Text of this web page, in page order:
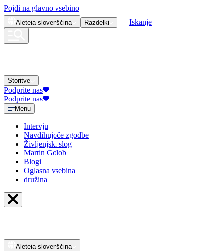
Pojdi na glavno vsebino
Aleteia slovenščina Razdelki Iskanje
Storitve
Podprite nas
Podprite nas
Menu
Intervju
Navdihujoče zgodbe
Življenjski slog
Martin Golob
Blogi
Oglasna vsebina
družina
Aleteia slovenščina